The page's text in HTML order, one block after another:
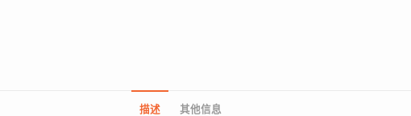
描述 其他信息